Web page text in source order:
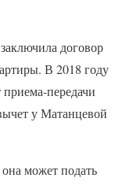
договор
В 2018 году
передачи
у Матанцевой
может подать